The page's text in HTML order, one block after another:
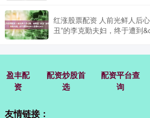
红涨股票配资 人前光鲜人后
丑”的李克勤夫妇，终于遭到
盈丰配
资
配资炒股首
选
配资平台查
询
友情链接：